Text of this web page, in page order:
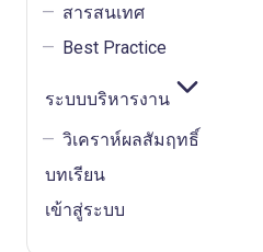
สารสนเทศ
Best Practice
ระบบบริหารงาน
วิเคราห์ผลสัมฤทธิ์
บทเรียน
เข้าสู่ระบบ